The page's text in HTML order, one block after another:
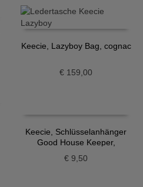
Keecie, Lazyboy Bag, cognac
€ 159,00
Keecie, Schlüsselanhänger
Good House Keeper,
€ 9,50